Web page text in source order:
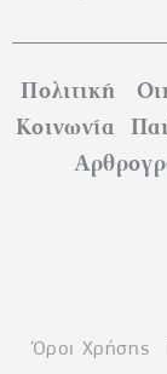
Πολιτική
Κοινωνία
Όροι Χρήσης